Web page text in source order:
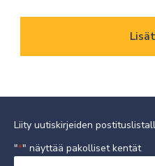
Liity uutiskirjeiden
"*" näyttää pakolliset kentät